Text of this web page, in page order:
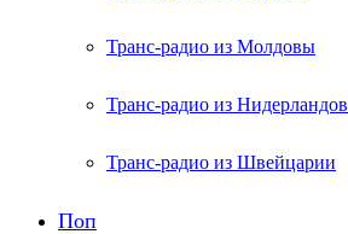
Транс-радио из Молдовы
Транс-радио из Нидерландов
Транс-радио из Швейцарии
Поп